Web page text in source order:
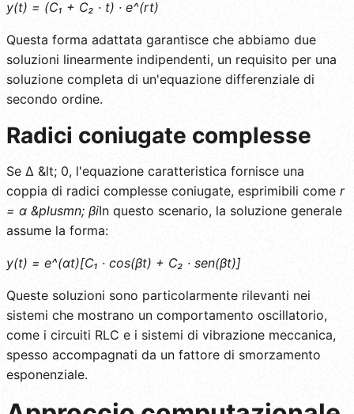
y(t) = (C₁ + C₂ · t) · e^(rt)
Questa forma adattata garantisce che abbiamo due
soluzioni linearmente indipendenti, un requisito per una
soluzione completa di un'equazione differenziale di
secondo ordine.
Radici coniugate complesse
Se Δ &lt; 0, l'equazione caratteristica fornisce una
coppia di radici complesse coniugate, esprimibili come r
= α &plusmn; βiIn questo scenario, la soluzione generale
assume la forma:
y(t) = e^(αt)[C₁ · cos(βt) + C₂ · sen(βt)]
Queste soluzioni sono particolarmente rilevanti nei
sistemi che mostrano un comportamento oscillatorio,
come i circuiti RLC e i sistemi di vibrazione meccanica,
spesso accompagnati da un fattore di smorzamento
esponenziale.